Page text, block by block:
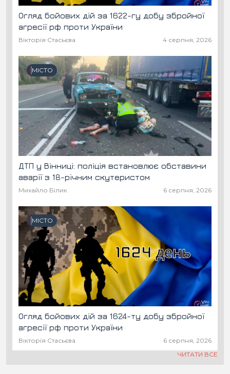
Огляд бойових дій за 1622-гу добу збройної
агресії рф проти України
Вікторія Стасьєва 4 серпня, 2026
МІСТО
ДТП у Вінниці: поліція встановлює обставини
аварії з 18-річним скутеристом
Михайло Білик 6 серпня, 2026
МІСТО
Огляд бойових дій за 1624-ту добу збройної
агресії рф проти України
Вікторія Стасьєва
6 серпня, 2026
ЧИТАТИ ВСЕ